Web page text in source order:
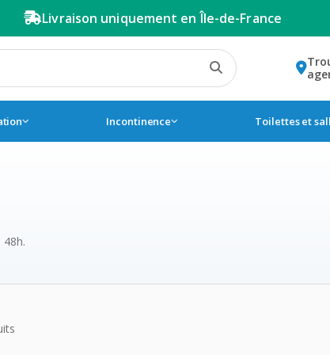
Livraison uniquement en Île-de-France
Incontinence Toilettes et
catégorie Masques